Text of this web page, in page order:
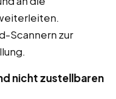
Scannern zur
nicht zustellbaren